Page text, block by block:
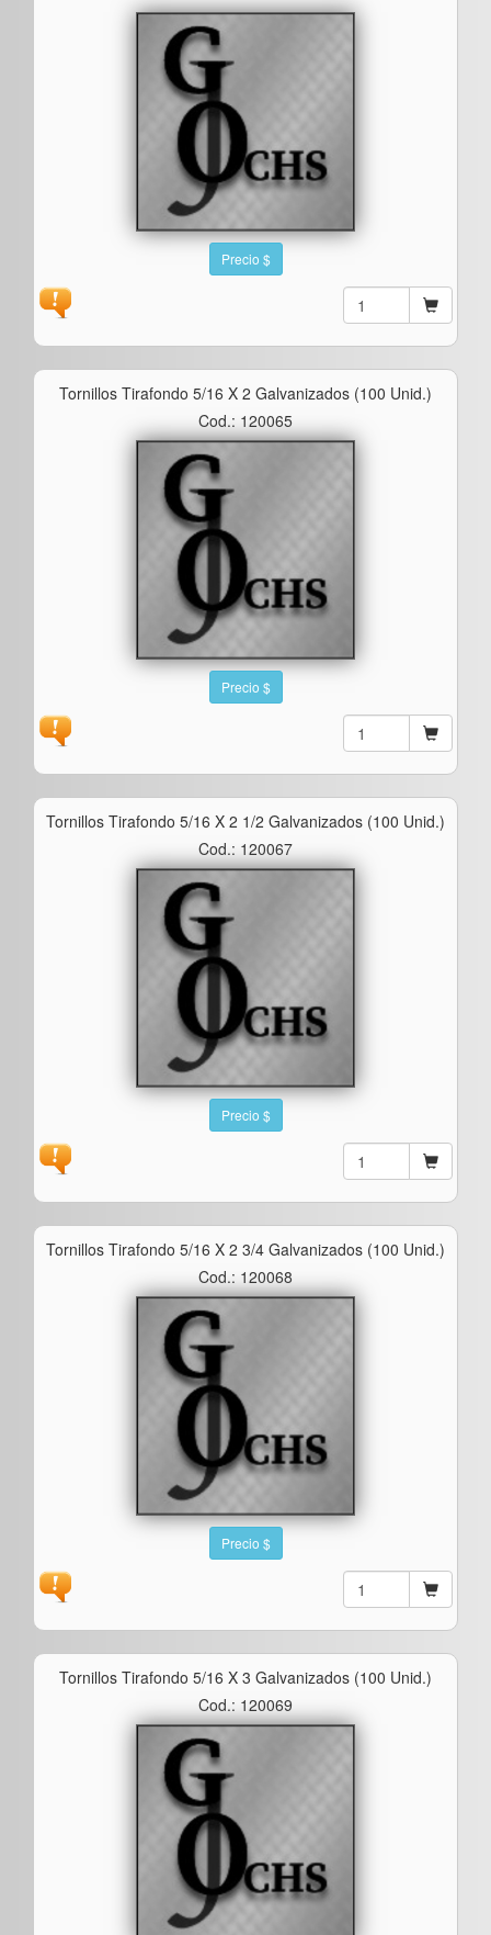
Precio $
Tornillos Tirafondo 5/16 X 2 Galvanizados (100 Unid.)
Cod.: 120065
Precio $
Tornillos Tirafondo 5/16 X 2 1/2 Galvanizados (100 Unid.)
Cod.: 120067
Precio $
Tornillos Tirafondo 5/16 X 2 3/4 Galvanizados (100 Unid.)
Cod.: 120068
Precio $
Tornillos Tirafondo 5/16 X 3 Galvanizados (100 Unid.)
Cod.: 120069